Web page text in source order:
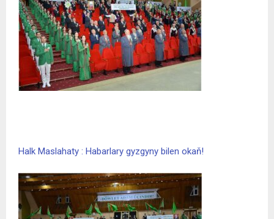
Halk Maslahaty : Habarlary gyzgyny bilen okaň!